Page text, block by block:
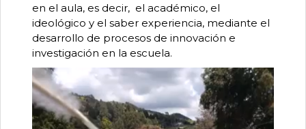
en el aula, es decir, el académico, el
ideológico y el saber experiencia, mediante el
desarrollo de procesos de innovación e
investigación en la escuela.